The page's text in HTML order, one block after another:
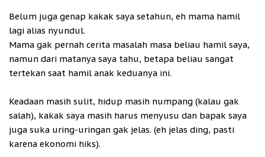
Belum juga genap kakak saya setahun, eh mama hamil
lagi alias nyundul.
Mama gak pernah cerita masalah masa beliau hamil saya,
namun dari matanya saya tahu, betapa beliau sangat
tertekan saat hamil anak keduanya ini.
Keadaan masih sulit, hidup masih numpang (kalau gak
salah), kakak saya masih harus menyusu dan bapak saya
juga suka uring-uringan gak jelas. (eh jelas ding, pasti
karena ekonomi hiks).